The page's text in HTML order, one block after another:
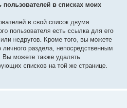
пользователей в списках моих
в свой список двумя
пользователя есть ссылка для его
недругов. Кроме того, вы можете
раздела, непосредственным
Вы можете также удалять
списков на той же странице.